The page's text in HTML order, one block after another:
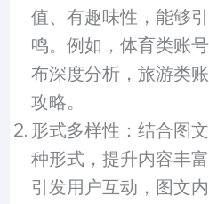
值、有趣味性，能够
鸣。例如，体育类账
布深度分析，旅游类
攻略。
形式多样性：结合图
种形式，提升内容丰
引发用户互动，图文